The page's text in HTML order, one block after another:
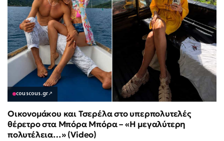
couscous.gr↗
Οικονομάκου και Τσερέλα στο υπερπολυτελές
θέρετρο στα Μπόρα Μπόρα – «Η μεγαλύτερη
πολυτέλεια…» (Video)